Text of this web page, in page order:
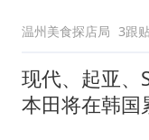
温州美食探店局 3跟
现代、起亚、
本田将在韩国